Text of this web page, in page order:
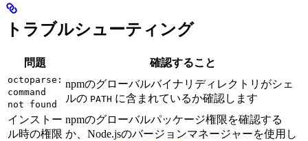
トラブルシューティング
問題 確認すること
octoparse:
command
not found
npmのグローバルバイナリディレクトリがシェ
ルの PATH に含まれているか確認します
インストー
ル時の権限
npmのグローバルパッケージ権限を確認する
か、Node.jsのバージョンマネージャーを使用し